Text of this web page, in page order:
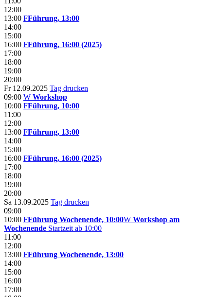
12:00
13:00 FFührung, 13:00
14:00
15:00
16:00 FFührung, 16:00 (2025)
17:00
18:00
19:00
20:00
Fr 12.09.2025 Tag drucken
09:00 W Workshop
10:00 FFührung, 10:00
11:00
12:00
13:00 FFührung, 13:00
14:00
15:00
16:00 FFührung, 16:00 (2025)
17:00
18:00
19:00
20:00
Sa 13.09.2025 Tag drucken
09:00
10:00 FFührung Wochenende, 10:00W Workshop am
Wochenende Startzeit ab 10:00
11:00
12:00
13:00 FFührung Wochenende, 13:00
14:00
15:00
16:00
17:00